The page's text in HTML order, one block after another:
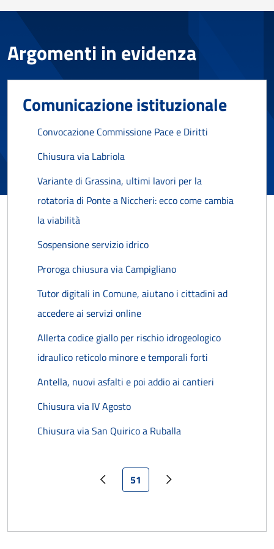
Argomenti in evidenza
Comunicazione istituzionale
Convocazione Commissione Pace e Diritti
Chiusura via Labriola
Variante di Grassina, ultimi lavori per la
rotatoria di Ponte a Niccheri: ecco come cambia
la viabilità
Sospensione servizio idrico
Proroga chiusura via Campigliano
Tutor digitali in Comune, aiutano i cittadini ad
accedere ai servizi online
Allerta codice giallo per rischio idrogeologico
idraulico reticolo minore e temporali forti
Antella, nuovi asfalti e poi addio ai cantieri
Chiusura via IV Agosto
Chiusura via San Quirico a Ruballa
Pagina precedente
Pagina attuale
51 Pagina successiva